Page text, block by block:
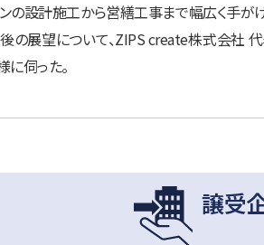
の設計施工から営繕工事まで幅広く手
の展望について、ZIPS create株式会社
伺った。
譲受